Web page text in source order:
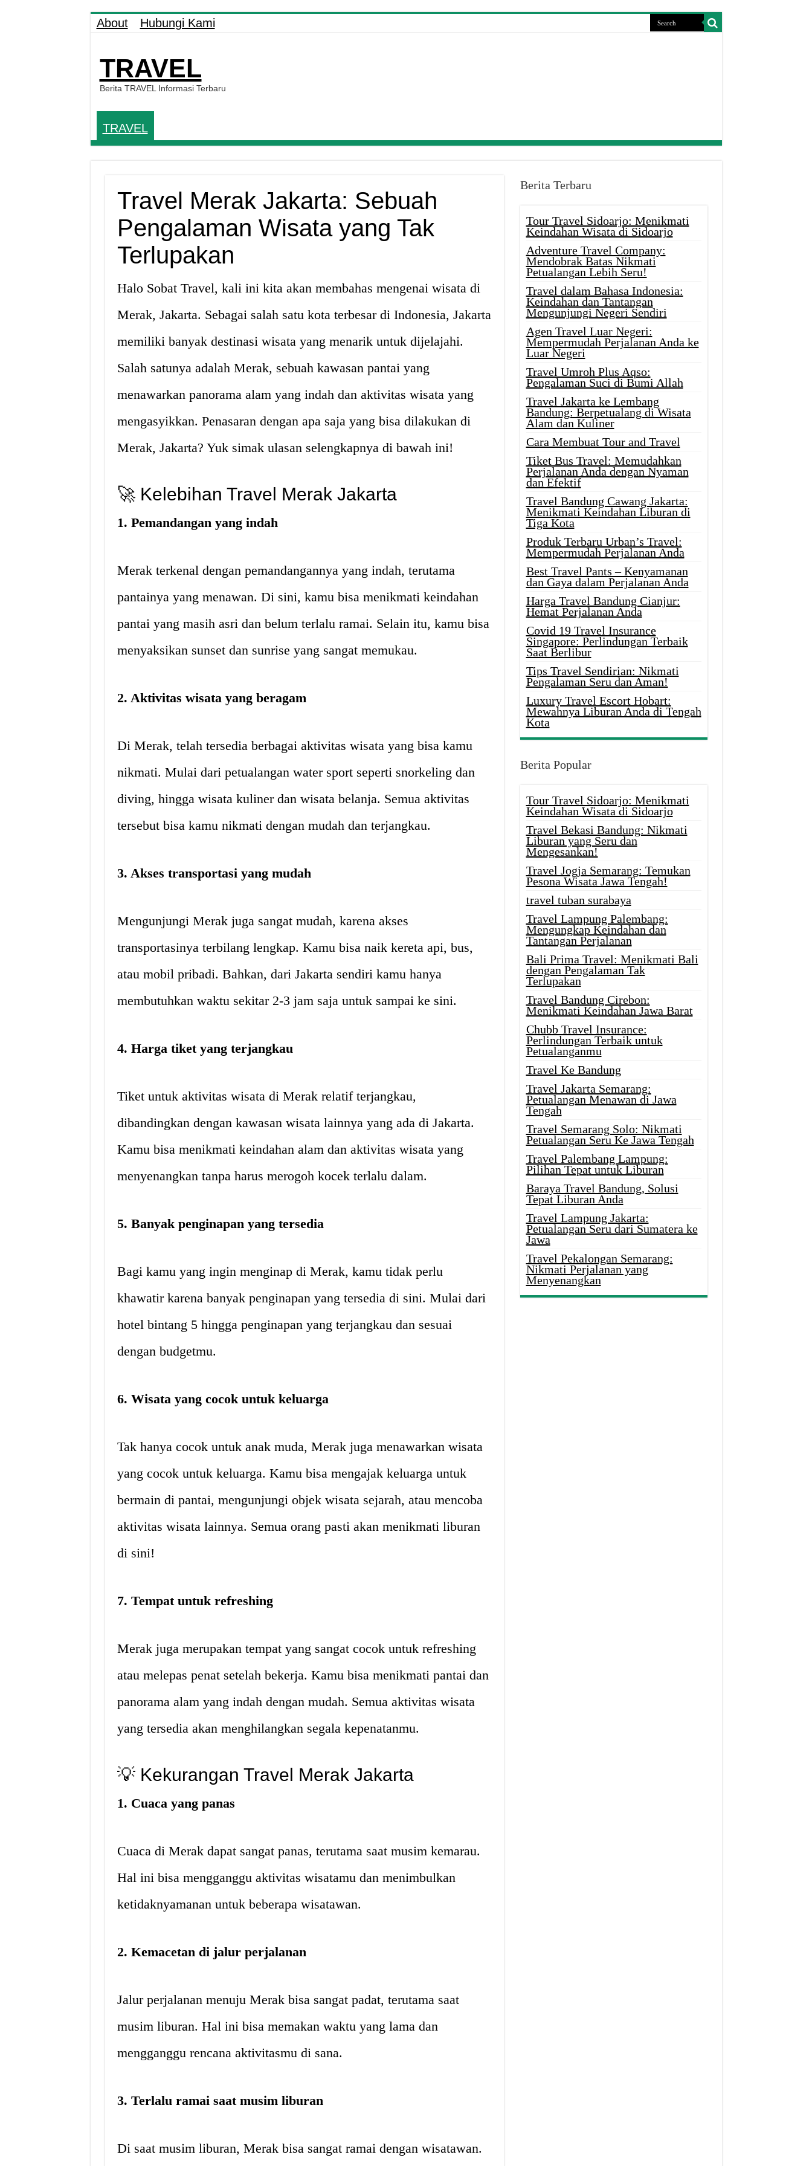
About Hubungi Kami
TRAVEL
Berita TRAVEL Informasi Terbaru
TRAVEL
Travel Merak Jakarta: Sebuah
Pengalaman Wisata yang Tak
Terlupakan
Halo Sobat Travel, kali ini kita akan membahas mengenai wisata di
Merak, Jakarta. Sebagai salah satu kota terbesar di Indonesia, Jakarta
memiliki banyak destinasi wisata yang menarik untuk dijelajahi.
Salah satunya adalah Merak, sebuah kawasan pantai yang
menawarkan panorama alam yang indah dan aktivitas wisata yang
mengasyikkan. Penasaran dengan apa saja yang bisa dilakukan di
Merak, Jakarta? Yuk simak ulasan selengkapnya di bawah ini!
🚀Kelebihan Travel Merak Jakarta
1. Pemandangan yang indah
Merak terkenal dengan pemandangannya yang indah, terutama
pantainya yang menawan. Di sini, kamu bisa menikmati keindahan
pantai yang masih asri dan belum terlalu ramai. Selain itu, kamu bisa
menyaksikan sunset dan sunrise yang sangat memukau.
2. Aktivitas wisata yang beragam
Di Merak, telah tersedia berbagai aktivitas wisata yang bisa kamu
nikmati. Mulai dari petualangan water sport seperti snorkeling dan
diving, hingga wisata kuliner dan wisata belanja. Semua aktivitas
tersebut bisa kamu nikmati dengan mudah dan terjangkau.
3. Akses transportasi yang mudah
Mengunjungi Merak juga sangat mudah, karena akses
transportasinya terbilang lengkap. Kamu bisa naik kereta api, bus,
atau mobil pribadi. Bahkan, dari Jakarta sendiri kamu hanya
membutuhkan waktu sekitar 2-3 jam saja untuk sampai ke sini.
4. Harga tiket yang terjangkau
Tiket untuk aktivitas wisata di Merak relatif terjangkau,
dibandingkan dengan kawasan wisata lainnya yang ada di Jakarta.
Kamu bisa menikmati keindahan alam dan aktivitas wisata yang
menyenangkan tanpa harus merogoh kocek terlalu dalam.
5. Banyak penginapan yang tersedia
Bagi kamu yang ingin menginap di Merak, kamu tidak perlu
khawatir karena banyak penginapan yang tersedia di sini. Mulai dari
hotel bintang 5 hingga penginapan yang terjangkau dan sesuai
dengan budgetmu.
6. Wisata yang cocok untuk keluarga
Tak hanya cocok untuk anak muda, Merak juga menawarkan wisata
yang cocok untuk keluarga. Kamu bisa mengajak keluarga untuk
bermain di pantai, mengunjungi objek wisata sejarah, atau mencoba
aktivitas wisata lainnya. Semua orang pasti akan menikmati liburan
di sini!
7. Tempat untuk refreshing
Merak juga merupakan tempat yang sangat cocok untuk refreshing
atau melepas penat setelah bekerja. Kamu bisa menikmati pantai dan
panorama alam yang indah dengan mudah. Semua aktivitas wisata
yang tersedia akan menghilangkan segala kepenatanmu.
💡Kekurangan Travel Merak Jakarta
1. Cuaca yang panas
Cuaca di Merak dapat sangat panas, terutama saat musim kemarau.
Hal ini bisa mengganggu aktivitas wisatamu dan menimbulkan
ketidaknyamanan untuk beberapa wisatawan.
2. Kemacetan di jalur perjalanan
Jalur perjalanan menuju Merak bisa sangat padat, terutama saat
musim liburan. Hal ini bisa memakan waktu yang lama dan
mengganggu rencana aktivitasmu di sana.
3. Terlalu ramai saat musim liburan
Di saat musim liburan, Merak bisa sangat ramai dengan wisatawan.
Berita Terbaru
Tour Travel Sidoarjo: Menikmati
Keindahan Wisata di Sidoarjo
Adventure Travel Company:
Mendobrak Batas Nikmati
Petualangan Lebih Seru!
Travel dalam Bahasa Indonesia:
Keindahan dan Tantangan
Mengunjungi Negeri Sendiri
Agen Travel Luar Negeri:
Mempermudah Perjalanan Anda ke
Luar Negeri
Travel Umroh Plus Aqso:
Pengalaman Suci di Bumi Allah
Travel Jakarta ke Lembang
Bandung: Berpetualang di Wisata
Alam dan Kuliner
Cara Membuat Tour and Travel
Tiket Bus Travel: Memudahkan
Perjalanan Anda dengan Nyaman
dan Efektif
Travel Bandung Cawang Jakarta:
Menikmati Keindahan Liburan di
Tiga Kota
Produk Terbaru Urban’s Travel:
Mempermudah Perjalanan Anda
Best Travel Pants – Kenyamanan
dan Gaya dalam Perjalanan Anda
Harga Travel Bandung Cianjur:
Hemat Perjalanan Anda
Covid 19 Travel Insurance
Singapore: Perlindungan Terbaik
Saat Berlibur
Tips Travel Sendirian: Nikmati
Pengalaman Seru dan Aman!
Luxury Travel Escort Hobart:
Mewahnya Liburan Anda di Tengah
Kota
Berita Popular
Tour Travel Sidoarjo: Menikmati
Keindahan Wisata di Sidoarjo
Travel Bekasi Bandung: Nikmati
Liburan yang Seru dan
Mengesankan!
Travel Jogja Semarang: Temukan
Pesona Wisata Jawa Tengah!
travel tuban surabaya
Travel Lampung Palembang:
Mengungkap Keindahan dan
Tantangan Perjalanan
Bali Prima Travel: Menikmati Bali
dengan Pengalaman Tak
Terlupakan
Travel Bandung Cirebon:
Menikmati Keindahan Jawa Barat
Chubb Travel Insurance:
Perlindungan Terbaik untuk
Petualanganmu
Travel Ke Bandung
Travel Jakarta Semarang:
Petualangan Menawan di Jawa
Tengah
Travel Semarang Solo: Nikmati
Petualangan Seru Ke Jawa Tengah
Travel Palembang Lampung:
Pilihan Tepat untuk Liburan
Baraya Travel Bandung, Solusi
Tepat Liburan Anda
Travel Lampung Jakarta:
Petualangan Seru dari Sumatera ke
Jawa
Travel Pekalongan Semarang:
Nikmati Perjalanan yang
Menyenangkan